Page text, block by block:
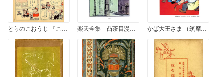
とらのこおうじ 『こどもクラブ』1954年9月号 楽天全集 凸茶目漫画集 （2） かば大王さま （筑摩書房版）